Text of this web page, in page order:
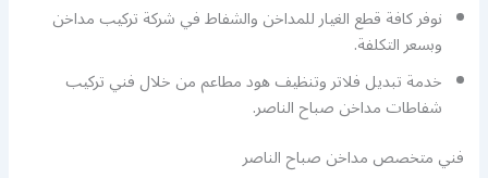
نوفر كافة قطع الغيار للمداخن والشفاط في شركة تركيب مداخن
وبسعر التكلفة.
خدمة تبديل فلاتر وتنظيف هود مطاعم من خلال فني تركيب
شفاطات مداخن صباح الناصر.
فني متخصص مداخن صباح الناصر